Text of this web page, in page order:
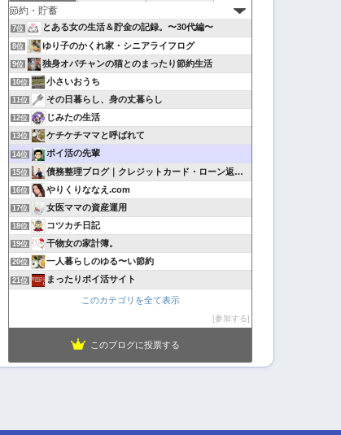
7位 とある女の生活＆貯金の記録。〜30代編〜
8位 ゆり子のかくれ家・シニアライフログ
9位 独身オバチャンの猫とのまったり節約生活
10位 小さいおうち
11位 その日暮らし、身の丈暮らし
12位 じみたの生活
13位 ケチケチママと呼ばれて
14位 ポイ活の先輩
15位 債務整理ブログ｜クレジットカード・ローン返済で悩んでいる方へ
16位 やりくりななえ.com
17位 女医ママの資産運用
18位 コツカチ日記
19位 干物女の家計簿。
20位 一人暮らしのゆる〜い節約
21位 まったりポイ活サイト
このカテゴリを全て表示
参加する
このブログに投票する